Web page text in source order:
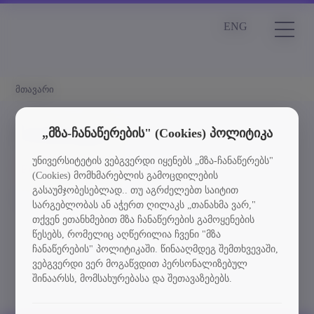
ENG
მთავარი
სიახლეები
Element is not found
სიახლეებში დაბრუნება
„მზა-ჩანაწერების" (Cookies) პოლიტიკა
უნივერსიტეტის ვებგვერდი იყენებს „მზა-ჩანაწერებს"
(Cookies) მომხმარებლის გამოცდილების
გასაუმჯობესებლად.. თუ აგრძელებთ საიტით
სარგებლობას ან აჭერთ ღილაკს „თანახმა ვარ,"
თქვენ ეთანხმებით მზა ჩანაწერების გამოყენების
წესებს, რომელიც აღწერილია ჩვენი "მზა
ჩანაწერების" პოლიტიკაში. წინააღმდეგ შემთხვევაში,
ვებგვერდი ვერ მოგაწვდით პერსონალიზებულ
შინაარსს, მომსახურებასა და შეთავაზებებს.